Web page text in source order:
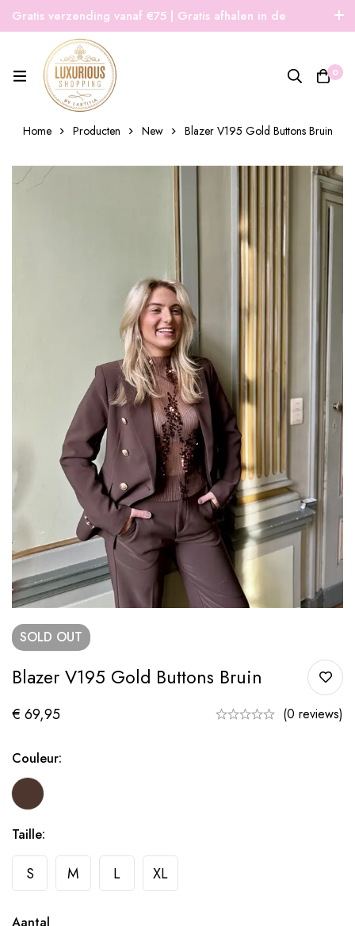
Gratis verzending vanaf €75 | Gratis afhalen in de
winkel | Snelle verzending
0
Home Producten New Blazer V195 Gold Buttons Bruin
SOLD OUT
Blazer V195 Gold Buttons Bruin
€ 69,95 (0 reviews)
Couleur:
Taille:
S M L XL
Aantal